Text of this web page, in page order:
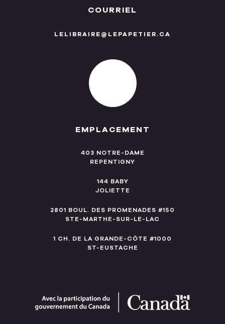
COURRIEL
LELIBRAIRE@LEPAPETIER.CA
EMPLACEMENT
403 NOTRE-DAME
REPENTIGNY
144 BABY
JOLIETTE
2801 BOUL. DES PROMENADES #150
STE-MARTHE-SUR-LE-LAC
1 CH. DE LA GRANDE-CÔTE #1000
ST-EUSTACHE